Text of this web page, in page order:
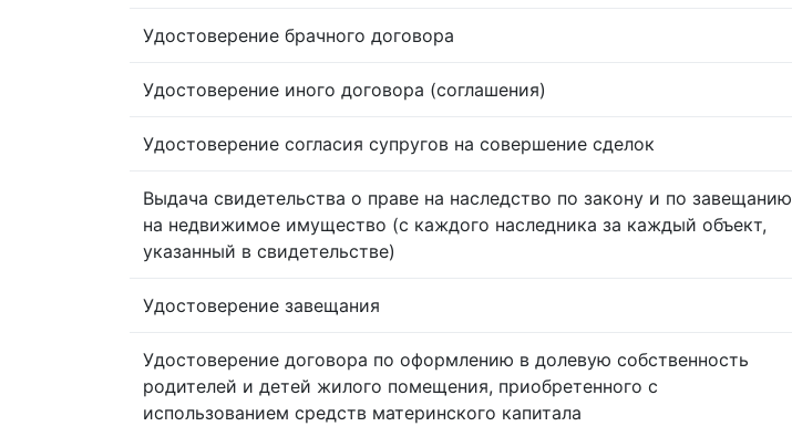
Удостоверение брачного договора
Удостоверение иного договора (соглашения)
Удостоверение согласия супругов на совершение сделок
Выдача свидетельства о праве на наследство по закону и по завещанию
на недвижимое имущество (с каждого наследника за каждый объект,
указанный в свидетельстве)
Удостоверение завещания
Удостоверение договора по оформлению в долевую собственность
родителей и детей жилого помещения, приобретенного с
использованием средств материнского капитала